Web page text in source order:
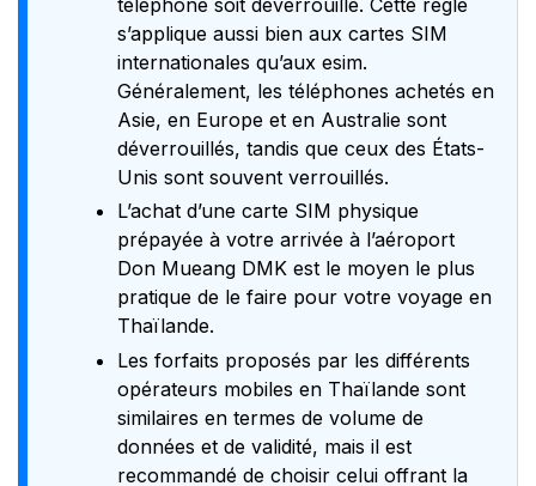
s’applique aussi bien aux cartes SIM
internationales qu’aux esim.
Généralement, les téléphones achetés en
Asie, en Europe et en Australie sont
déverrouillés, tandis que ceux des États-
Unis sont souvent verrouillés.
L’achat d’une carte SIM physique
prépayée à votre arrivée à l’aéroport
Don Mueang DMK est le moyen le plus
pratique de le faire pour votre voyage en
Thaïlande.
Les forfaits proposés par les différents
opérateurs mobiles en Thaïlande sont
similaires en termes de volume de
données et de validité, mais il est
recommandé de choisir celui offrant la